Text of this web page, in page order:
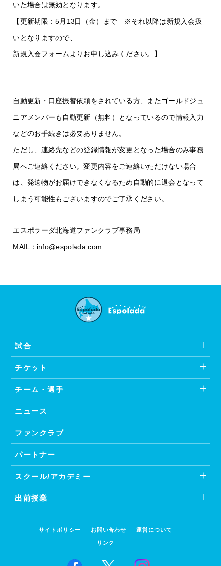
いた場合は無効となります。
【更新期限：5月13日（金）まで ※それ以降は新規入会扱
いとなりますので、
新規入会フォームよりお申し込みください。】
自動更新・口座振替依頼をされている方、またゴールドジュ
ニアメンバーも自動更新（無料）となっているので情報入力
などのお手続きは必要ありません。
ただし、連絡先などの登録情報が変更となった場合のみ事務
局へご連絡ください。変更内容をご連絡いただけない場合
は、発送物がお届けできなくなるため自動的に退会となって
しまう可能性もございますのでご了承ください。
エスポラーダ北海道ファンクラブ事務局
MAIL：info@espolada.com
試合
チケット
チーム・選手
ニュース
ファンクラブ
パートナー
スクール/アカデミー
出前授業
サイトポリシー お問い合わせ 運営について
リンク